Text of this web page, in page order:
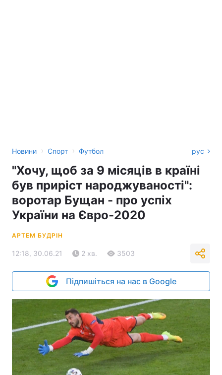
Новини › Спорт › Футбол рус
"Хочу, щоб за 9 місяців в країні
був приріст народжуваності":
воротар Бущан - про успіх
України на Євро-2020
АРТЕМ БУДРІН
12:18, 30.06.21 2 хв. 3503
Підпишіться на нас в Google